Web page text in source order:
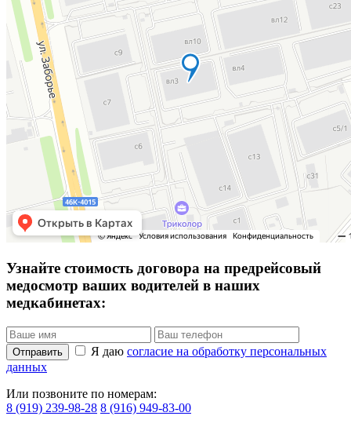
Узнайте стоимость договора на предрейсовый
медосмотр ваших водителей в наших
медкабинетах:
Отправить Я даю согласие на обработку персональных
данных
Или позвоните по номерам:
8 (919) 239-98-28 8 (916) 949-83-00